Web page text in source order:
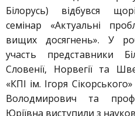
Білорусь) відбувся
семінар «Актуальні
вищих досягнень». У
участь представники
Словенії, Норвегії та
«КПІ ім. Ігоря
Володмирович та
Юріївна виступили з